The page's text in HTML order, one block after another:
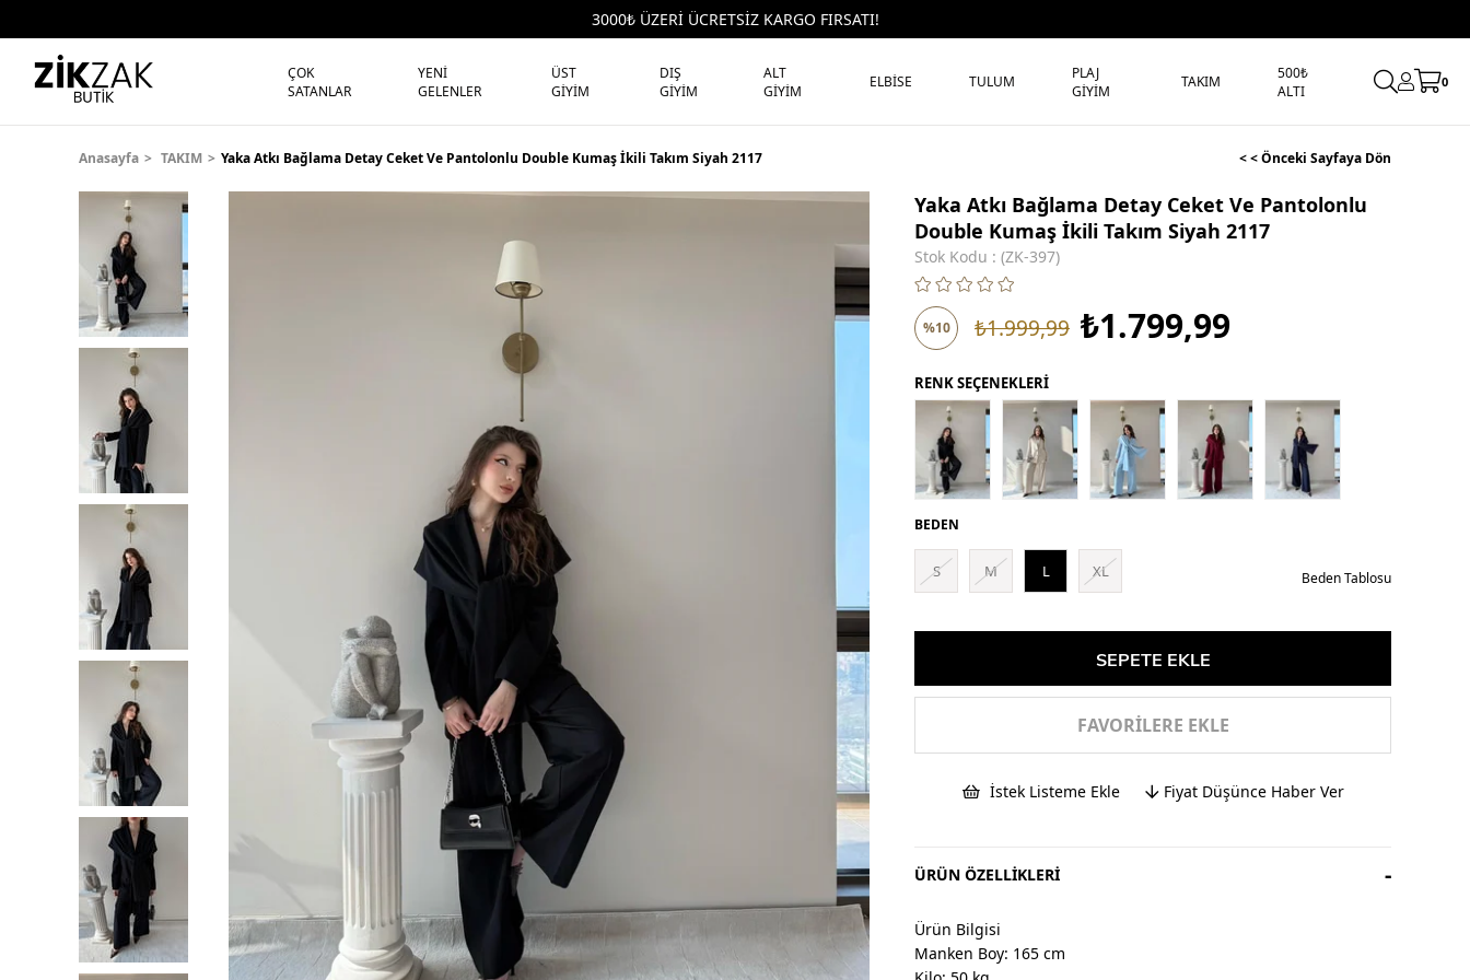
3000₺ ÜZERİ ÜCRETSİZ KARGO FIRSATI!
ÇOK
SATANLAR
YENİ
GELENLER
ÜST
GİYİM
DIŞ
GİYİM
ALT
GİYİM
ELBİSE TULUM
PLAJ
GİYİM
TAKIM
500₺
ALTI
0
Anasayfa TAKIM Yaka Atkı Bağlama Detay Ceket Ve Pantolonlu Double Kumaş İkili Takım Siyah 2117 < < Önceki Sayfaya Dön
Yaka Atkı Bağlama Detay Ceket Ve Pantolonlu
Double Kumaş İkili Takım Siyah 2117
Stok Kodu (ZK-397)
%10 ₺1.999,99 ₺1.799,99
RENK SEÇENEKLERİ
BEDEN
S M L XL Beden Tablosu
FAVORILERE EKLE
İstek Listeme Ekle Fiyat Düşünce Haber Ver
ÜRÜN ÖZELLIKLERI
Ürün Bilgisi
Manken Boy: 165 cm